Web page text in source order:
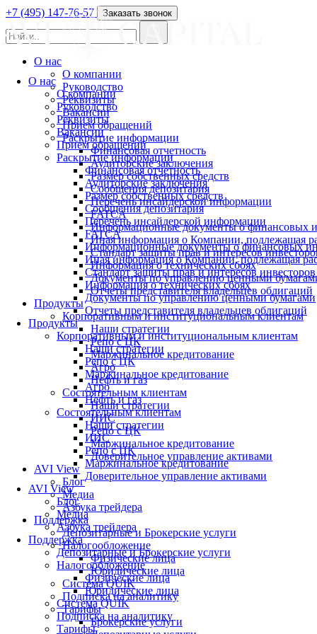
О нас
О компании
Руководство
Реквизиты
Вакансии
Прием обращений
Раскрытие информации
Финансовая отчетность
Аудиторские заключения
Размер собственных средств
Сообщения депозитария
Перечень инсайдерской информации
FATCA
Информационные документы о финансовых
Иная информация о Компании, подлежащая
Стандарт защиты прав и интересов инвесторов
Информация о технических сбоях
Документы по управлению ценными бумагами
Отчеты представителя владельцев облигаций
Продукты
Корпоративным и институциональным клиентам
Наши стратегии
Репо с ЦК
Маржинальное кредитование
Агро
Нефть и газ
Состоятельным клиентам
Наши стратегии
ИИС
Репо с ЦК
Маржинальное кредитование
Доверительное управление активами
AVI View
Блог
Медиа
Азбука трейдера
Поддержка
Депозитарные и Брокерские услуги
Налогообложение
Физические лица
Юридические лица
Система QUIK
Подписка на аналитику
Тарифы
+7 (495) 147-76-57 Заказать звонок
О нас
О компании
Руководство
Реквизиты
Вакансии
Прием обращений
Раскрытие информации
Финансовая отчетность
Аудиторские заключения
Размер собственных средств
Сообщения депозитария
Перечень инсайдерской информации
FATCA
Информационные документы о финансовых
Иная информация о Компании, подлежащая
Стандарт защиты прав и интересов
Информация о технических сбоях
Документы по управлению ценными
Отчеты представителя владельцев облигаций
Продукты
Корпоративным и институциональным клиентам
Наши стратегии
Репо с ЦК
Маржинальное кредитование
Агро
Нефть и газ
Состоятельным клиентам
Наши стратегии
ИИС
Репо с ЦК
Маржинальное кредитование
Доверительное управление активами
AVI View
Блог
Медиа
Азбука трейдера
Поддержка
Депозитарные и Брокерские услуги
Налогообложение
Физические лица
Юридические лица
Система QUIK
Подписка на аналитику
Тарифы
Брокерские услуги